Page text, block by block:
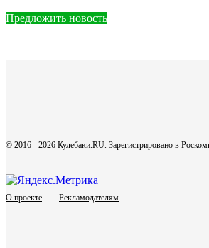
Предложить новость
© 2016 - 2026 Кулебаки.RU. Зарегистрировано в
О проекте Рекламодателям